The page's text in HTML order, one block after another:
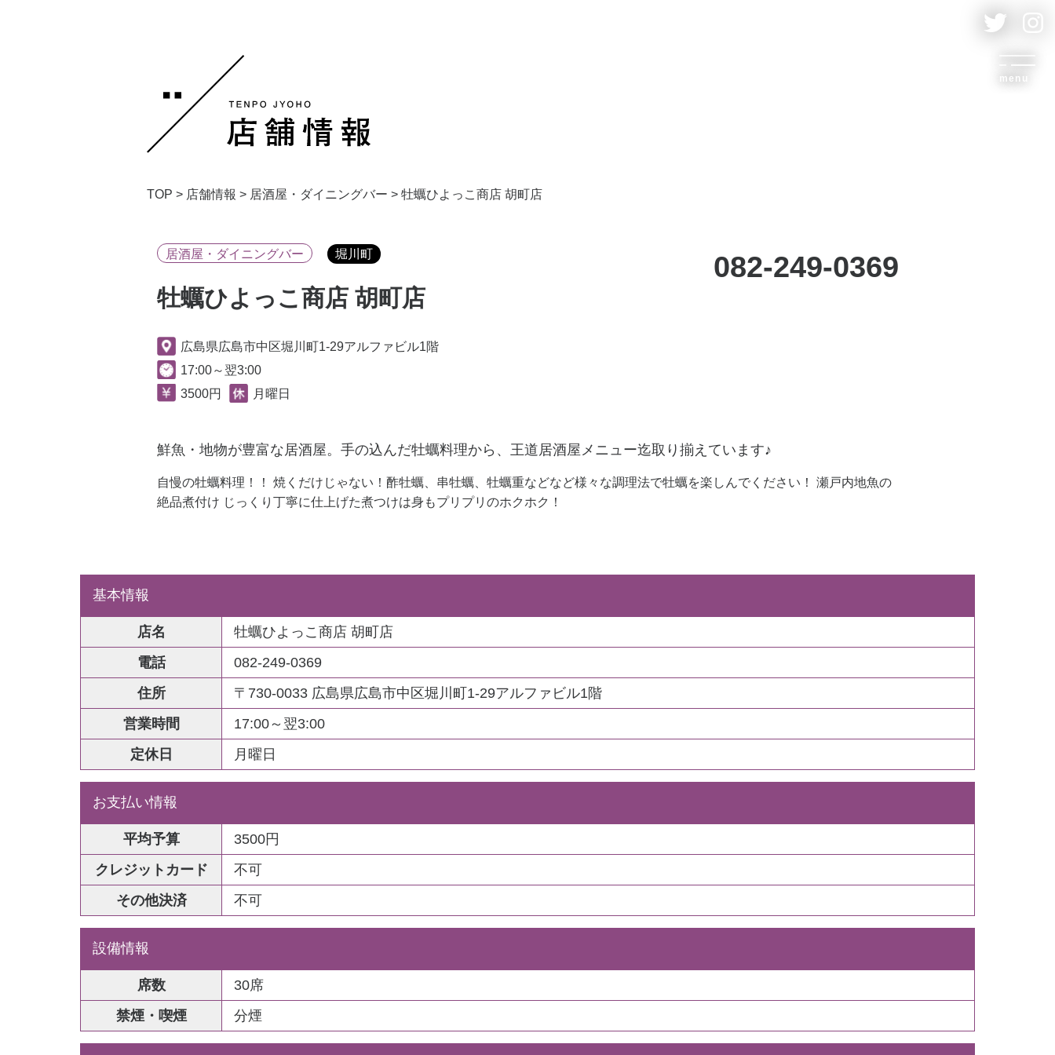
menu
TOP > 店舗情報 > 居酒屋・ダイニングバー > 牡蠣ひよっこ商店 胡町店
居酒屋・ダイニングバー 堀川町
牡蠣ひよっこ商店 胡町店
広島県広島市中区堀川町1-29アルファビル1階
17:00～翌3:00
3500円
月曜日
082-249-0369
鮮魚・地物が豊富な居酒屋。手の込んだ牡蠣料理から、王道居酒屋メニュー迄取り揃えています♪
自慢の牡蠣料理！！ 焼くだけじゃない！酢牡蠣、串牡蠣、牡蠣重などなど様々な調理法で牡蠣を楽しんでください！ 瀬戸内地魚の
絶品煮付け じっくり丁寧に仕上げた煮つけは身もプリプリのホクホク！
基本情報
店名
牡蠣ひよっこ商店 胡町店
電話
082-249-0369
住所
〒730-0033 広島県広島市中区堀川町1-29アルファビル1階
営業時間
17:00～翌3:00
定休日
月曜日
お支払い情報
平均予算
3500円
クレジットカード
不可
その他決済
不可
設備情報
席数
30席
禁煙・喫煙
分煙